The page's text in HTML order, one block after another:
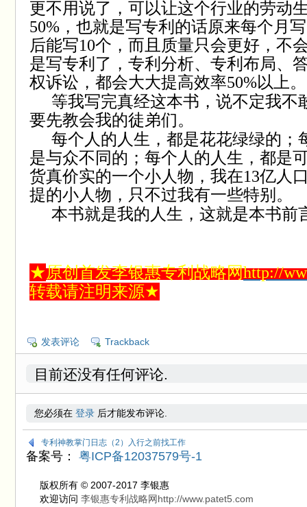
更不用说了，可以让这个行业的劳动
50% ，也就是写专利的话原来每个月写
后能写10个，而且质量只会更好，不
是写专利了，专利分析、专利布局、
权诉讼，都会大大提高效率50%以上。
等我写完真经这本书，说不定我不
要先教会我的徒弟们。
每个人的人生，都是花花绿绿的；
是与众不同的；每个人的人生，都是
货真价实的一个小人物，我在13亿人
提的小人物，只不过我有一些特别。
本书就是我的人生，这就是本书前
★原创首发李银惠专利战略网http://
转载请注明来源★
发表评论 Trackback
目前还没有任何评论.
您必须在 登录 后才能发布评论.
专利神教掌门日志（2）入行之前找工作
备案号： 粤ICP备12037579号-1
版权所有 © 2007-2017 李银惠
欢迎访问 李银惠专利战略网http://www.patet5.com